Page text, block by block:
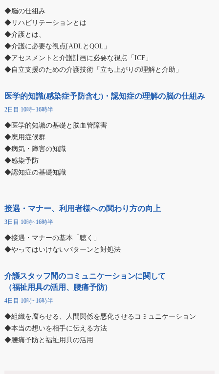
◆脳の仕組み
◆リハビリテーションとは
◆介護とは、
◆介護に必要な視点[ADLとQOL」
◆アセスメントと介護計画に必要な視点「ICF」
◆自立支援のための介護技術「立ち上がりの理解と介助」
医学的知識(感染症予防含む)・認知症の理解の脳の仕組み
2日目 10時~16時半
◆医学的知識の基礎と脳血管障害
◆廃用症候群
◆病気・障害の知識
◆感染予防
◆認知症の基礎知識
接遇・マナー、利用者様への関わり方の向上
3日目 10時~16時半
◆接遇・マナーの基本「聴く」
◆やってはいけないパターンと対処法
介護スタッフ間のコミュニケーションに関して
（福祉用具の活用、腰痛予防）
4日目 10時~16時半
◆組織を腐らせる、人間関係を悪化させるコミュニケーション
◆本当の想いを相手に伝える方法
◆腰痛予防と福祉用具の活用